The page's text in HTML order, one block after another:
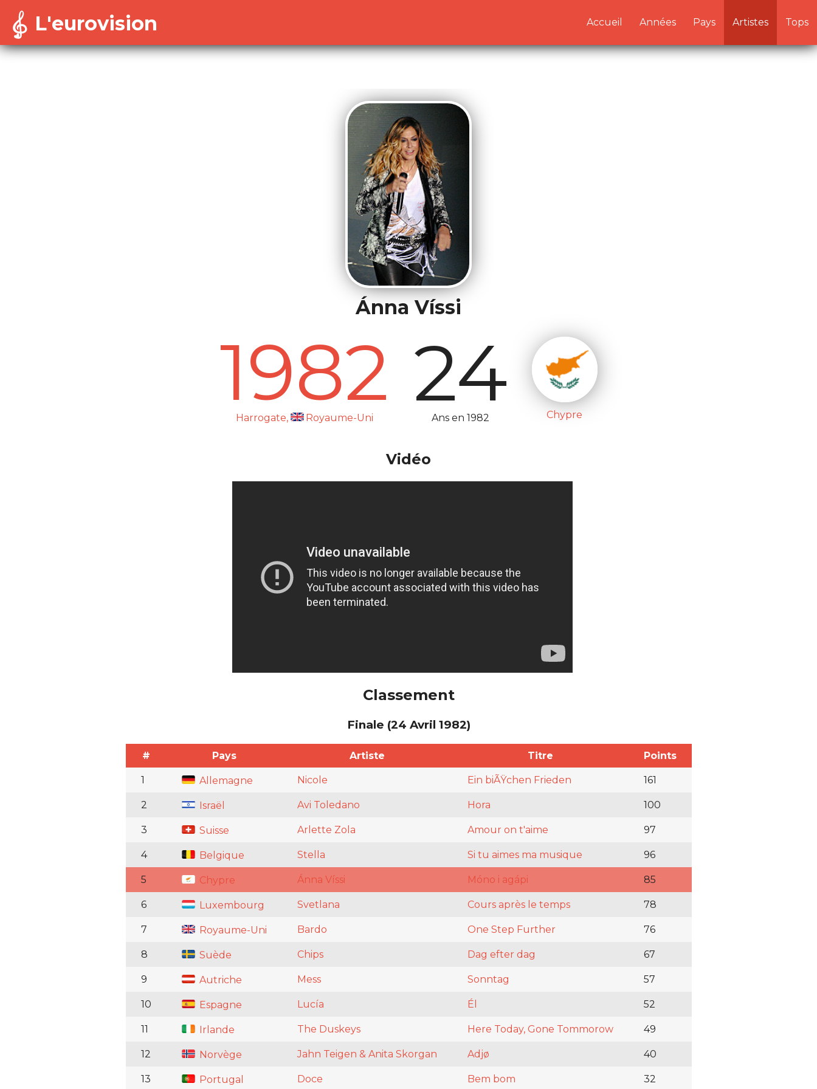
Warning
: Cannot modify header information - headers already sent by (output started at /home/dekoh/eurovision/artistes.php:1) in
/home/dekoh/eurovision/includes/session-config.inc.php
L'eurovision Tops
Artistes
Pays
Années
Accueil
Ánna Víssi
1982
Harrogate, Royaume-Uni 24
Ans en 1982 Chypre
Vidéo
Classement
Finale (24 Avril 1982)
# Pays Artiste Titre Points
1 Allemagne Nicole Ein biÃŸchen Frieden 161
2 Israël Avi Toledano Hora 100
3 Suisse Arlette Zola Amour on t'aime 97
4 Belgique Stella Si tu aimes ma musique 96
5 Chypre Ánna Víssi Móno i agápi 85
6 Luxembourg Svetlana Cours après le temps 78
7 Royaume-Uni Bardo One Step Further 76
8 Suède Chips Dag efter dag 67
9 Autriche Mess Sonntag 57
10 Espagne Lucía Él 52
11 Irlande The Duskeys Here Today, Gone Tommorow 49
12 Norvège Jahn Teigen & Anita Skorgan Adjø 40
13 Portugal Doce Bem bom 32